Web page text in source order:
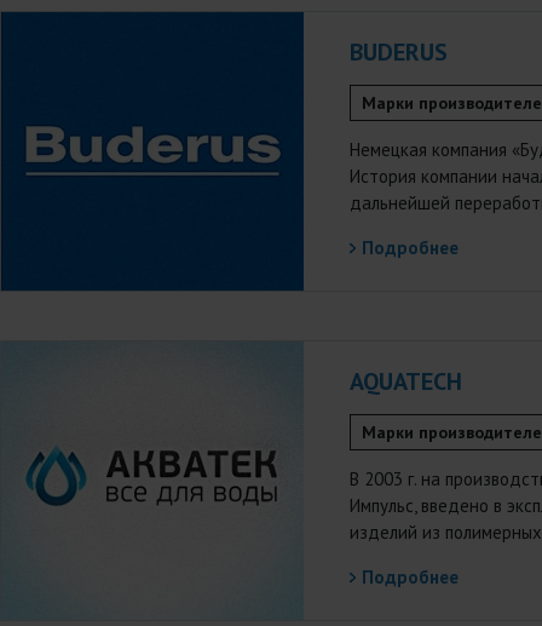
BUDERUS
Марки
Немецкая компания
История компании
дальнейшей
Подробнее
AQUATECH
Марки
В 2003 г. на
Импульс, введено в
изделий из
Подробнее